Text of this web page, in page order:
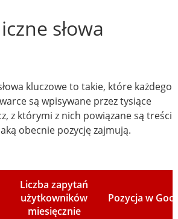
słowa
kluczowe to takie, które każdego
są wpisywane przez tysiące
z którymi z nich powiązane są treści
obecnie pozycję zajmują.
Liczba zapytań
użytkowników
miesięcznie
Pozycja w